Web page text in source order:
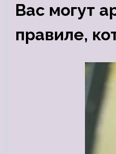
Вас могут
правиле,